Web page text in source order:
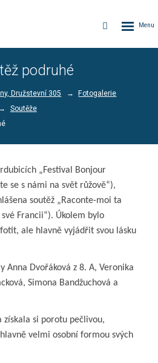
Vyhledávání
podruhé
Družstevní 305
Fotogalerie
Soutěže
„Festival Bonjour
se s námi na svět růžově“),
soutěž „Raconte-moi ta
Francii“). Úkolem bylo
ale hlavně vyjádřit svou lásku
Anna Dvořáková z 8. A, Veronika
Simona Bandžuchová a
získala si porotu pečlivou,
velmi osobní formou svých